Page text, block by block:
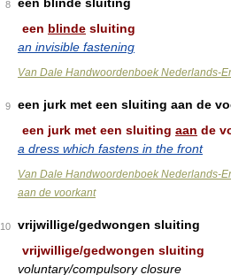
8
een blinde sluiting
an invisible fastening
Van Dale Handwoordenboek Nederlands-
9
een jurk met een sluiting aan de
een jurk met een sluiting aan de
a dress which fastens in the front
Van Dale Handwoordenboek Nederlands-
aan de voorkant
10
vrijwillige/gedwongen sluiting
vrijwillige/gedwongen sluiting
voluntary/compulsory closure